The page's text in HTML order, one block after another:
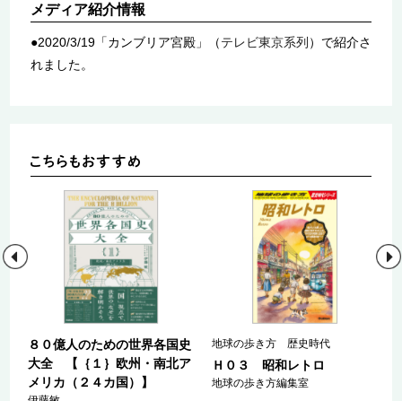
メディア紹介情報
●2020/3/19「カンブリア宮殿」（テレビ東京系列 ）で紹介さ
れました。
８０億人のための世界各国史
大全 【｛１｝欧州・南北ア
メリカ（２４カ国）】
地球の歩き方 歴史時代
Ｈ０３ 昭和レトロ
地球の歩き方編集室